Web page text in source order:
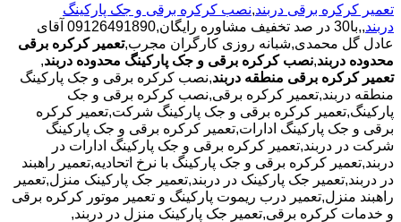
تعمیر کرکره برقی دربند,نصب کرکره برقی و جک پارکینگ
دربند
,,با30 در صد تخفیف مشاوره رایگان,09126491890 آقای
عادل گل محمدی,شبانه روزی کارگران مجرب,تعمیر کرکره برقی
محدوده دربند,نصب کرکره برقی و جک پارکینگ محدوده دربند,
تعمیر کرکره برقی منطقه دربند,نصب کرکره برقی و جک پارکینگ
منطقه دربند,تعمیر کرکره برقی,نصب کرکره برقی و جک
پارکینگ,تعمیر کرکره برقی و جک پارکینگ شرکت,تعمیر کرکره
برقی و جک پارکینگ ادارات,تعمیر کرکره برقی و جک پارکینگ
شرکت در دربند,تعمیر کرکره برقی و جک پارکینگ ادارات در
دربند,تعمیر کرکره برقی و جک پارکینگ با نرخ اتحادیه,تعمیر راهبند
در دربند,تعمیر جک پارکینک در دربند,تعمیر جک پارکینک منزل,تعمیر
راهبند منزل,تعمیر درب ریموت پارکینگ و تعمیر موتور کرکره برقی
و خدمات کرکره برقی,تعمیر جک پارکینک منزل در دربند,